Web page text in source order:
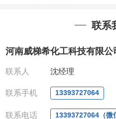
;1g;2.5g ;5g ;10g可根
我司对高校及科研单位
全额退款,并承担所有运
:0371-63377391/
微信 :13393727064
联系人: 沈晓东(欢迎致电
联系
河南威梯希化工科技有限公
联系人 沈经理
联系手机 13393727064
联系电话 13393727064（微